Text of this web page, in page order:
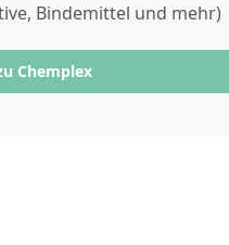
Bindemittel und mehr)
Chemplex